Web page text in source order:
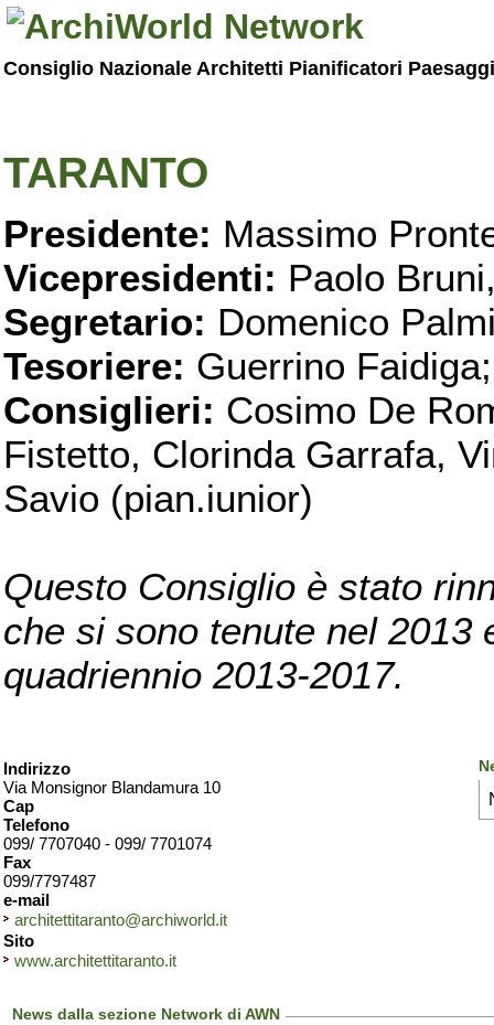
Consiglio Nazionale Architetti Pianificatori
TARANTO
Presidente: Massimo
Vicepresidenti: Paolo
Segretario: Domenico
Tesoriere: Guerrino Faidiga;
Consiglieri: Cosimo De
Fistetto, Clorinda Garrafa,
Savio (pian.iunior)
Questo Consiglio è stato
che si sono tenute nel 2013
quadriennio 2013-2017.
Indirizzo
Via Monsignor Blandamura 10
Cap
Telefono
099/ 7707040 - 099/ 7701074
Fax
099/7797487
e-mail
architettitaranto@archiworld.it
Sito
www.architettitaranto.it
News dalla sezione Network di AWN